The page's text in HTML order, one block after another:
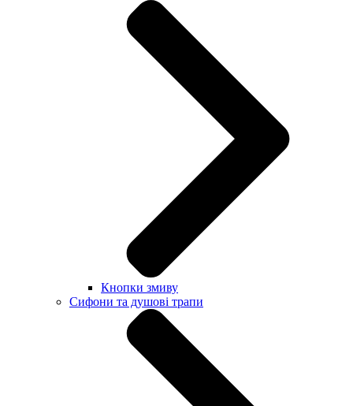
Кнопки змиву
Сифони та душові трапи